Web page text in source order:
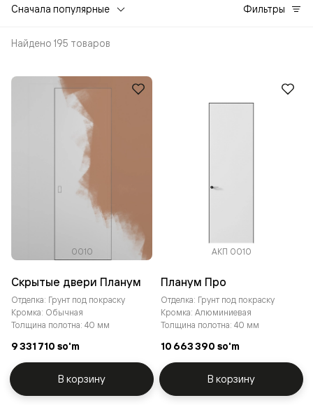
Сначала популярные Фильтры
Найдено 195 товаров
0010
Скрытые двери Планум
Отделка: Грунт под покраску
Кромка: Обычная
Толщина полотна: 40 мм
9 331 710 so'm
В корзину
АКП 0010
Планум Про
Отделка: Грунт под покраску
Кромка: Алюминиевая
Толщина полотна: 40 мм
10 663 390 so'm
В корзину